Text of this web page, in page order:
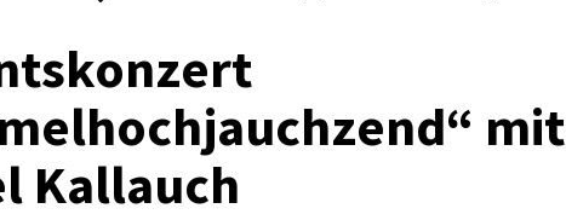
mit
Kallauch